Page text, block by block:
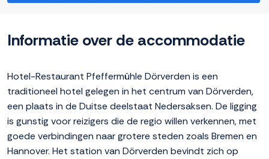
Informatie over de accommodatie
Hotel-Restaurant Pfeffermühle Dörverden is een
traditioneel hotel gelegen in het centrum van Dörverden,
een plaats in de Duitse deelstaat Nedersaksen. De ligging
is gunstig voor reizigers die de regio willen verkennen, met
goede verbindingen naar grotere steden zoals Bremen en
Hannover. Het station van Dörverden bevindt zich op